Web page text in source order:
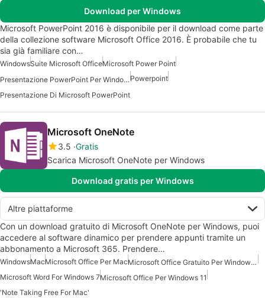
Download per Windows
Microsoft PowerPoint 2016 è disponibile per il download come parte
della collezione software Microsoft Office 2016. È probabile che tu
sia già familiare con…
WindowsSuite Microsoft OfficeMicrosoft Power Point
Presentazione PowerPoint Per WindowsPowerpoint
Presentazione Di Microsoft PowerPoint
Microsoft OneNote
3.5 Gratis
Scarica Microsoft OneNote per Windows
Download gratis per Windows
Altre piattaforme
Con un download gratuito di Microsoft OneNote per Windows, puoi
accedere al software dinamico per prendere appunti tramite un
abbonamento a Microsoft 365. Prendere…
WindowsMacMicrosoft Office Per Mac
Microsoft Office Gratuito Per Windows 7
Microsoft Word For Windows 7Microsoft Office Per Windows 11
'Note Taking Free For Mac'